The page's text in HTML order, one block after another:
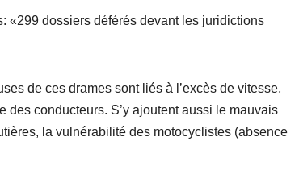
«299 dossiers déférés devant les juridictions
de ces drames sont liés à l’excès de vitesse,
des conducteurs. S’y ajoutent aussi le mauvais
la vulnérabilité des motocyclistes (absence